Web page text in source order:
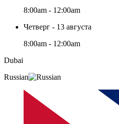
8:00am - 12:00am
Четверг - 13 августа
8:00am - 12:00am
Dubai
Russian